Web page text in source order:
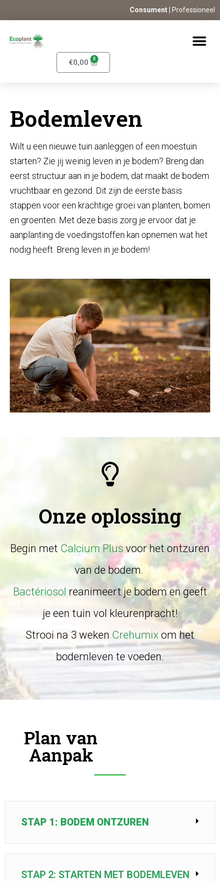
Consument | Professioneel
€0,00 0
Bodemleven
Wilt u een nieuwe tuin aanleggen of een moestuin
starten? Zie jij weinig leven in je bodem? Breng dan
eerst structuur aan in je bodem, dat maakt de bodem
vruchtbaar en gezond. Dit zijn de eerste basis
stappen voor een krachtige groei van planten, bomen
en groenten. Met deze basis zorg je ervoor dat je
aanplanting de voedingstoffen kan opnemen wat het
nodig heeft. Breng leven in je bodem!
Onze oplossing
Begin met Calcium Plus voor het ontzuren
van de bodem.
Bactériosol reanimeert je bodem en geeft
je een tuin vol kleurenpracht!
Strooi na 3 weken Crehumix om het
bodemleven te voeden.
Plan van
Aanpak
STAP 1: BODEM ONTZUREN
STAP 2: STARTEN MET BODEMLEVEN